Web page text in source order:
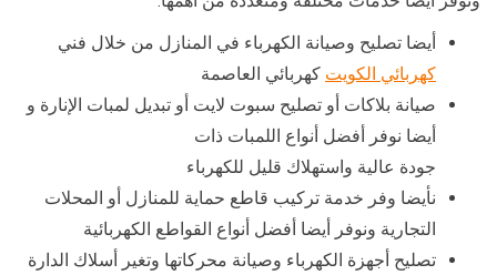
أيضا تصليح وصيانة الكهرباء في المنازل من خلال فني
كهربائي الكويت كهربائي العاصمة
صيانة بلاكات أو تصليح سبوت لايت أو تبديل لمبات الإنارة و
أيضا نوفر أفضل أنواع اللمبات ذات
جودة عالية واستهلاك قليل للكهرباء
نأيضا وفر خدمة تركيب قاطع حماية للمنازل أو المحلات
التجارية ونوفر أيضا أفضل أنواع القواطع الكهربائية
تصليح أجهزة الكهرباء وصيانة محركاتها وتغير أسلاك الدارة